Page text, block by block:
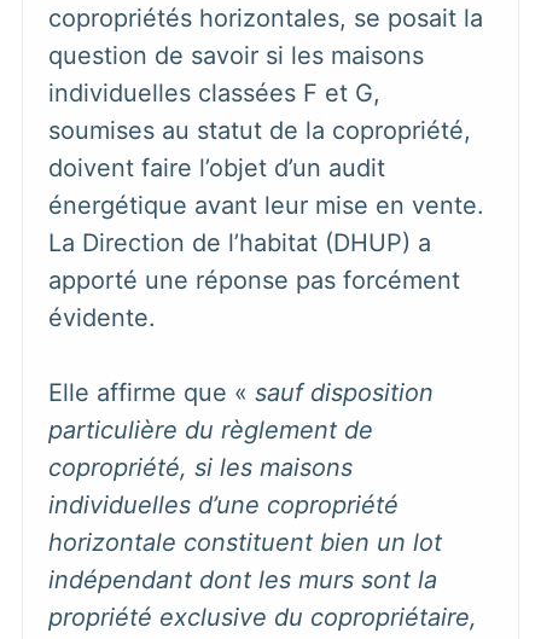
copropriétés horizontales, se posait la
question de savoir si les maisons
individuelles classées F et G,
soumises au statut de la copropriété,
doivent faire l’objet d’un audit
énergétique avant leur mise en vente.
La Direction de l’habitat (DHUP) a
apporté une réponse pas forcément
évidente.
Elle affirme que «sauf disposition
particulière du règlement de
copropriété, si les maisons
individuelles d’une copropriété
horizontale constituent bien un lot
indépendant dont les murs sont la
propriété exclusive du copropriétaire,